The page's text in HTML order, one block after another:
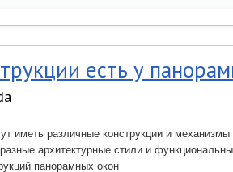
есть у
иметь различные конструкции и механизмы
архитектурные стили и
панорамных окон